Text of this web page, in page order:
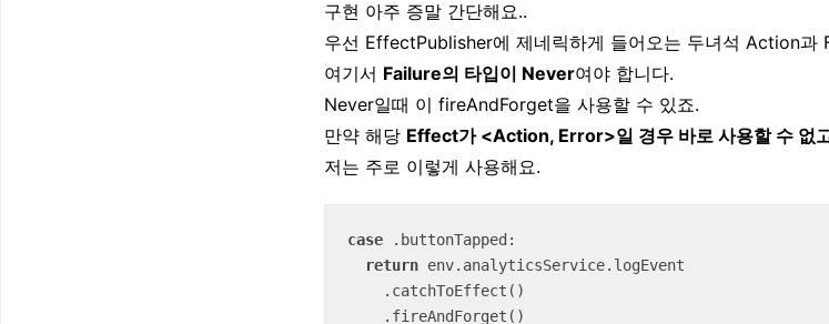
구현 아주 증말 간단해요..
우선 EffectPublisher에 제네릭하게 들어오는 두녀석 Action과
여기서 Failure의 타입이 Never여야 합니다.
Never일때 이 fireAndForget을 사용할 수 있죠.
만약 해당 Effect가 <Action, Error>일 경우 바로 사용할 수 없
저는 주로 이렇게 사용해요.
case .buttonTapped:
return env.analyticsService.logEvent
    .fireAndForget()